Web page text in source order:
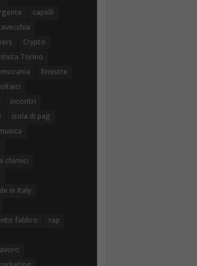
capelli
Crypto
Torino
finestre
incontri
isola di pag
chimici
in Italy
fabbro
rap